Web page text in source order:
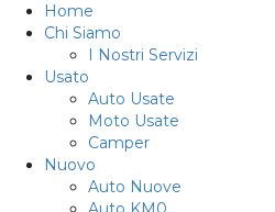
Home
Chi Siamo
I Nostri Servizi
Usato
Auto Usate
Moto Usate
Camper
Nuovo
Auto Nuove